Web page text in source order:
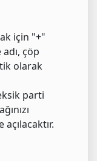
için "+"
çöp
olarak
parti